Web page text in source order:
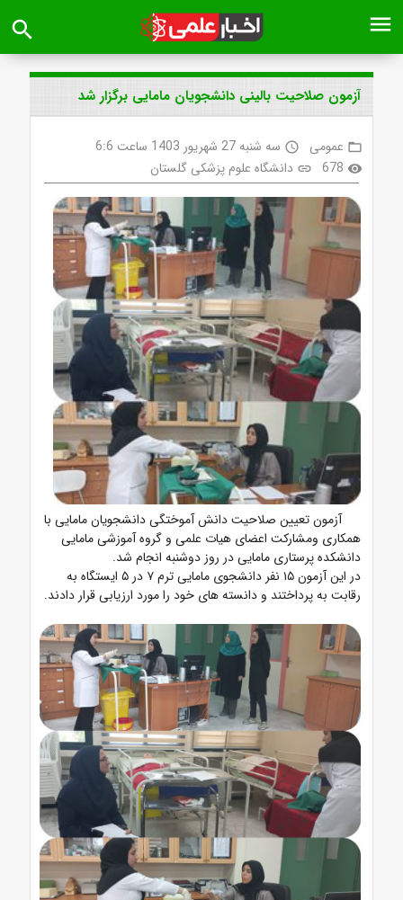
menu
search
آزمون صلاحیت بالینی دانشجویان مامایی برگزار شد
folder_open عمومی access_time سه شنبه 27 شهریور 1403 ساعت 6:6
visibility
678
link دانشگاه علوم پزشکی گلستان
آزمون تعیین صلاحیت دانش آموختگی دانشجویان مامایی با
همکاری ومشارکت اعضای هیات علمی و گروه آموزشی مامایی
دانشکده پرستاری مامایی در روز دوشنبه انجام شد.
در این آزمون ۱۵ نفر دانشجوی مامایی ترم ۷ در ۵ ایستگاه به
رقابت به پرداختند و دانسته های خود را مورد ارزیابی قرار دادند.